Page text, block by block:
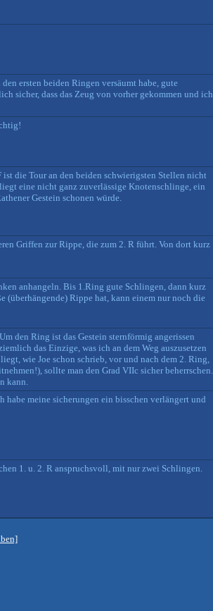
ersten beiden Ringen versäumt habe, gute
sicher, dass das Zeug von vorher gekommen und ich
die Tour an den beiden schwierigsten Stellen nicht
eine nicht ganz zuverlässige Knotenschlinge, ein
Gestein schonen würde.
Griffen zur Rippe, die zum 2. R führt. Von dort kurz
anhangeln. Bis 1.Ring gute Schlingen, dann kurz
(überhängende) Rippe hat, kann einem nur noch die
den Ring ist das Gestein sternförmig angerissen
das Einzige, was ich an dem Weg auszusetzen
wie Joe schon schrieb, vor und nach dem 2. Ring,
sollte man den Grad VIIc sicher beherrschen.
kann.
meine sicherungen ein bisschen verlängert und
1. u. 2. R anspruchsvoll, mit nur zwei Schlingen.